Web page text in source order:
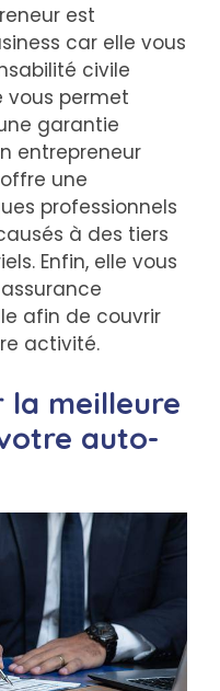
est
car elle vous
civile
vous permet
garantie
entrepreneur
une
professionnels
à des tiers
Enfin, elle vous
afin de couvrir
activité.
la meilleure
auto-